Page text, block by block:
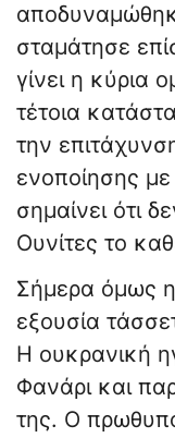
σταμάτησε
γίνει η κύρια
τέτοια
την
ενοποίησης
σημαίνει ότι
Ουνίτες το
Σήμερα όμως
εξουσία
Η ουκρανική
Φανάρι και
της. Ο